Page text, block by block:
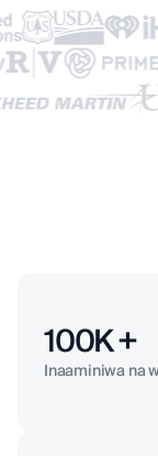
100K +
Inaaminiwa na